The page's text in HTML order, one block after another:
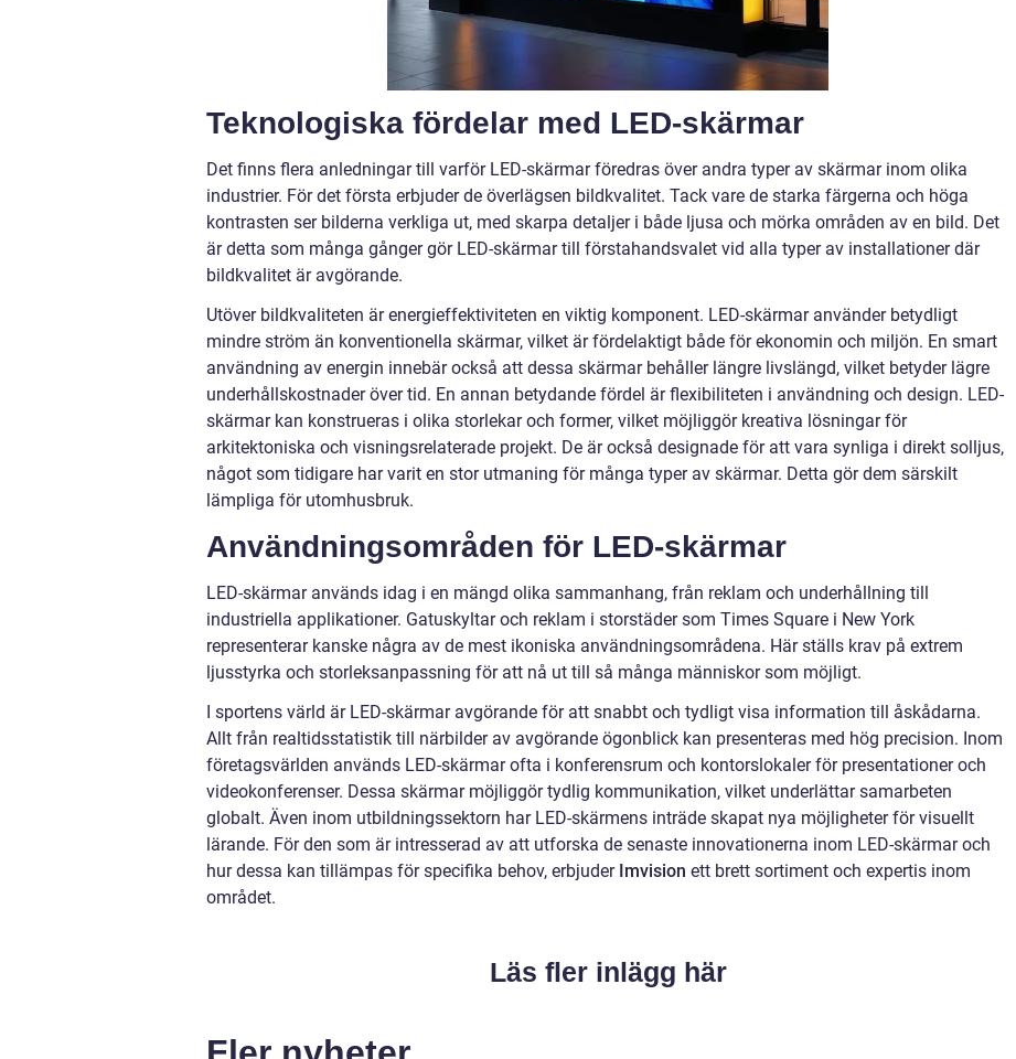
Teknologiska fördelar med LED-skärmar
Det finns flera anledningar till varför LED-skärmar föredras över andra typer av skärmar inom olika
industrier. För det första erbjuder de överlägsen bildkvalitet. Tack vare de starka färgerna och höga
kontrasten ser bilderna verkliga ut, med skarpa detaljer i både ljusa och mörka områden av en bild. Det
är detta som många gånger gör LED-skärmar till förstahandsvalet vid alla typer av installationer där
bildkvalitet är avgörande.
Utöver bildkvaliteten är energieffektiviteten en viktig komponent. LED-skärmar använder betydligt
mindre ström än konventionella skärmar, vilket är fördelaktigt både för ekonomin och miljön. En smart
användning av energin innebär också att dessa skärmar behåller längre livslängd, vilket betyder lägre
underhållskostnader över tid. En annan betydande fördel är flexibiliteten i användning och design. LED-
skärmar kan konstrueras i olika storlekar och former, vilket möjliggör kreativa lösningar för
arkitektoniska och visningsrelaterade projekt. De är också designade för att vara synliga i direkt solljus,
något som tidigare har varit en stor utmaning för många typer av skärmar. Detta gör dem särskilt
lämpliga för utomhusbruk.
Användningsområden för LED-skärmar
LED-skärmar används idag i en mängd olika sammanhang, från reklam och underhållning till
industriella applikationer. Gatuskyltar och reklam i storstäder som Times Square i New York
representerar kanske några av de mest ikoniska användningsområdena. Här ställs krav på extrem
ljusstyrka och storleksanpassning för att nå ut till så många människor som möjligt.
I sportens värld är LED-skärmar avgörande för att snabbt och tydligt visa information till åskådarna.
Allt från realtidsstatistik till närbilder av avgörande ögonblick kan presenteras med hög precision. Inom
företagsvärlden används LED-skärmar ofta i konferensrum och kontorslokaler för presentationer och
videokonferenser. Dessa skärmar möjliggör tydlig kommunikation, vilket underlättar samarbeten
globalt. Även inom utbildningssektorn har LED-skärmens inträde skapat nya möjligheter för visuellt
lärande. För den som är intresserad av att utforska de senaste innovationerna inom LED-skärmar och
hur dessa kan tillämpas för specifika behov, erbjuder Imvision ett brett sortiment och expertis inom
området.
Läs fler inlägg här